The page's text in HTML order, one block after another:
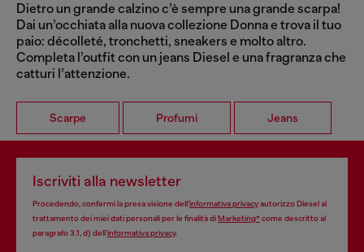
Dietro un grande calzino c’è sempre una grande scarpa!
Dai un’occhiata alla nuova collezione Donna e trova il tuo
paio: décolleté, tronchetti, sneakers e molto altro.
Completa l’outfit con un jeans Diesel e una fragranza che
catturi l’attenzione.
Scarpe Profumi Jeans
Iscriviti alla newsletter
Procedendo, confermi la presa visione dell’informativa privacyautorizzo Diesel al
trattamento dei miei dati personali per le finalità diMarketing*come descritto al
paragrafo 3.1, d) dell’informativa privacy.